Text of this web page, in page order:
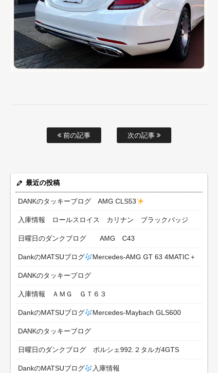
前の記事 次の記事
最近の投稿
DANKのタッキーブログ AMG CLS53
入庫情報 ロールスロイス カリナン ブラックバッジ
日曜日のダンクブログ AMG C43
DankのMATSUブログ Mercedes-AMG GT 63 4MATIC＋
DANKのタッキーブログ
入庫情報 ＡＭＧ ＧＴ６３
DankのMATSUブログ Mercedes-Maybach GLS600
DANKのタッキーブログ
日曜日のダンクブログ ポルシェ992.２タルガ4GTS
DankのMATSUブログ 入庫情報